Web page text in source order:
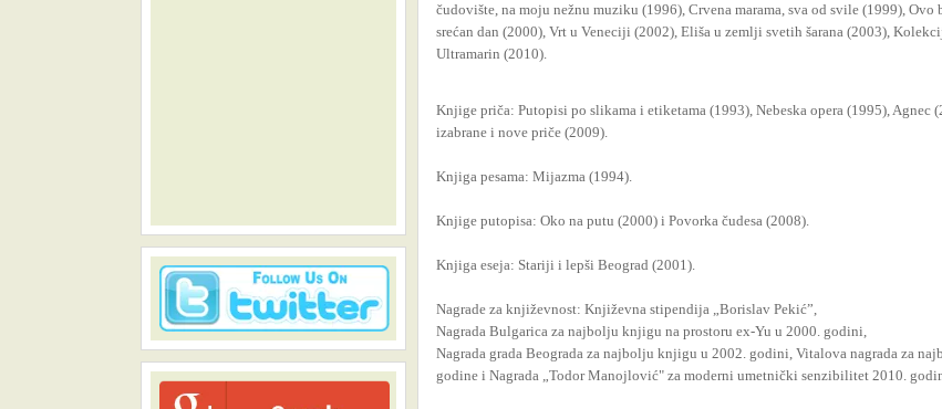
čudovište, na moju nežnu muziku (1996), Crvena marama, sva od svile (1999), Ovo
srećan dan (2000), Vrt u Veneciji (2002), Eliša u zemlji svetih šarana (2003),
Ultramarin (2010).
Knjige priča: Putopisi po slikama i etiketama (1993), Nebeska opera (1995), Agnec
izabrane i nove priče (2009).
Knjiga pesama: Mijazma (1994).
Knjige putopisa: Oko na putu (2000) i Povorka čudesa (2008).
Knjiga eseja: Stariji i lepši Beograd (2001).
Nagrade za književnost: Književna stipendija „Borislav Pekić”,
Nagrada Bulgarica za najbolju knjigu na prostoru ex-Yu u 2000. godini,
Nagrada grada Beograda za najbolju knjigu u 2002. godini, Vitalova nagrada za
godine i Nagrada „Todor Manojlović" za moderni umetnički senzibilitet 2010.